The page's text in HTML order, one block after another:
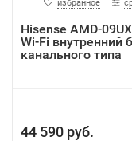
избранное
Hisense AMD-
Wi-Fi внутренний
канального типа
44 590 руб.